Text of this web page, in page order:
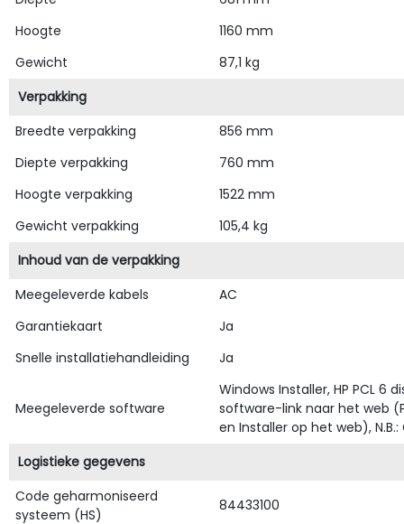
Hoogte
1160 mm
Gewicht
87,1 kg
Verpakking
Breedte verpakking
856 mm
Diepte verpakking
760 mm
Hoogte verpakking
1522 mm
Gewicht verpakking
105,4 kg
Inhoud van de verpakking
Meegeleverde kabels
AC
Garantiekaart
Ja
Snelle installatiehandleiding
Ja
Meegeleverde software
Windows Installer, HP PCL 6
software-link naar het web
en Installer op het web),
Logistieke gegevens
Code geharmoniseerd
systeem (HS)
84433100